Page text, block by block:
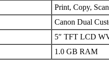
Print, Copy,
Canon Dual
5″ TFT LCD
1.0 GB RAM